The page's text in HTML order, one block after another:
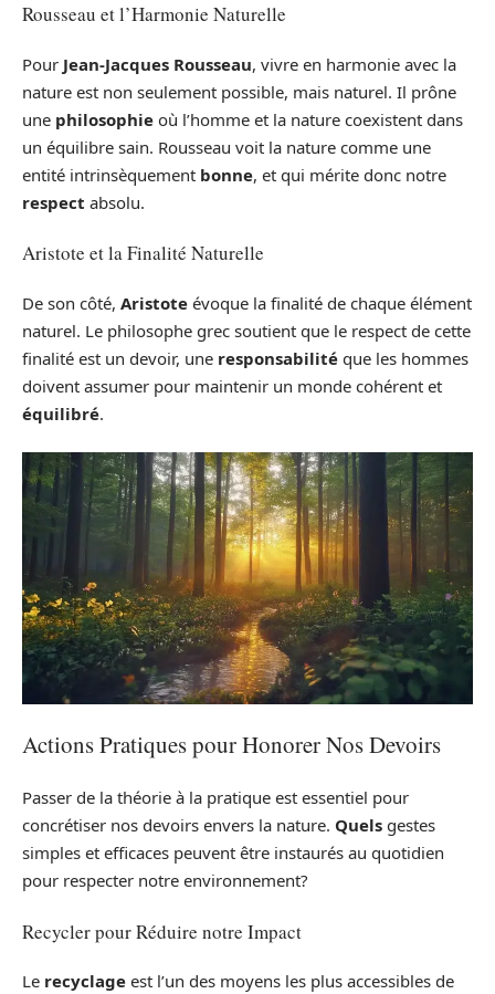
Rousseau et l’Harmonie Naturelle
Pour Jean-Jacques Rousseau, vivre en harmonie avec la
nature est non seulement possible, mais naturel. Il prône
une philosophie où l’homme et la nature coexistent dans
un équilibre sain. Rousseau voit la nature comme une
entité intrinsèquement bonne, et qui mérite donc notre
respect absolu.
Aristote et la Finalité Naturelle
De son côté, Aristote évoque la finalité de chaque élément
naturel. Le philosophe grec soutient que le respect de cette
finalité est un devoir, une responsabilité que les hommes
doivent assumer pour maintenir un monde cohérent et
équilibré.
Actions Pratiques pour Honorer Nos Devoirs
Passer de la théorie à la pratique est essentiel pour
concrétiser nos devoirs envers la nature. Quels gestes
simples et efficaces peuvent être instaurés au quotidien
pour respecter notre environnement?
Recycler pour Réduire notre Impact
Le recyclage est l’un des moyens les plus accessibles de